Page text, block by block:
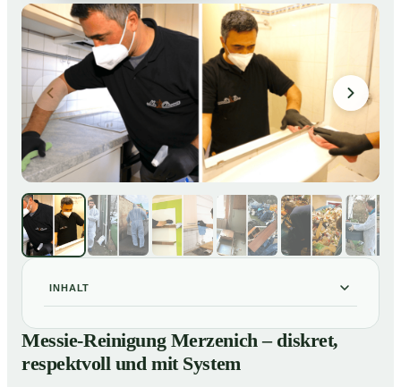
INHALT
Messie-Reinigung Merzenich – diskret, respektvoll und
mit System
Warum professionelle Hilfe bei einer Messie-Wohnung
Messie-Reinigung Merzenich – diskret,
respektvoll und mit System